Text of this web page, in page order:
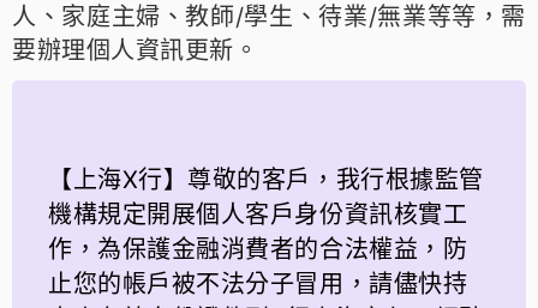
人、家庭主婦、教師/學生、待業/無業等等，需
要辦理個人資訊更新。
【上海X行】尊敬的客戶，我行根據監管
機構規定開展個人客戶身份資訊核實工
作，為保護金融消費者的合法權益，防
止您的帳戶被不法分子冒用，請儘快持